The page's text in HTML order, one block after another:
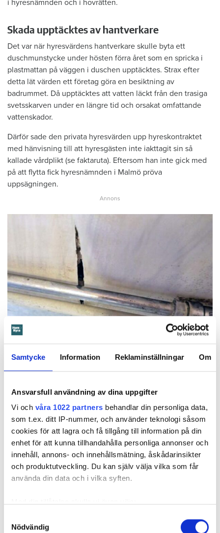
Samtycke Information Reklaminställningar Om
Ansvarsfull användning av dina uppgifter
Vi och våra 1022 partners behandlar din personliga data,
som t.ex. ditt IP-nummer, och använder teknologi såsom
cookies för att lagra och få tillgång till information på din
enhet för att kunna tillhandahålla personliga annonser och
innehåll, annons- och innehållsmätning, åskådarinsikter
och produktutveckling. Du kan själv välja vilka som får
använda din data och i vilka syften.
som kan ha en noggrannhet på upp till flera meter
Nödvändig
i hyresnämnden och i hovrätten.
Skada upptäcktes av hantverkare
Det var när hyresvärdens hantverkare skulle byta ett
duschmunstycke under hösten förra året som en spricka i
plastmattan på väggen i duschen upptäcktes. Strax efter
detta lät värden ett företag göra en besiktning av
badrummet. Då upptäcktes att vatten läckt från den trasiga
svetsskarven under en längre tid och orsakat omfattande
vattenskador.
Därför sade den privata hyresvärden upp hyreskontraktet
med hänvisning till att hyresgästen inte iakttagit sin så
kallade vårdplikt (se faktaruta). Eftersom han inte gick med
på att flytta fick hyresnämnden i Malmö pröva
uppsägningen.
domstolarna.
Hyresgästen själv menar att hyresvärden under hela den tid
underhåll av badrummet, och att det är anledningen till att
sprickan har kunnat uppstå. Sprickan var heller inte så lätt
att upptäcka, menar han.
Tyckte inte renovering var nödvändig
Värden har en annan uppfattning, och påpekar att företaget
redan 2024 vände sig till hyresgästen med ett erbjudande
om att renovera hela lägenheten. Men då svarade
Hade hyresgästen redan då varnat om sprickan hade